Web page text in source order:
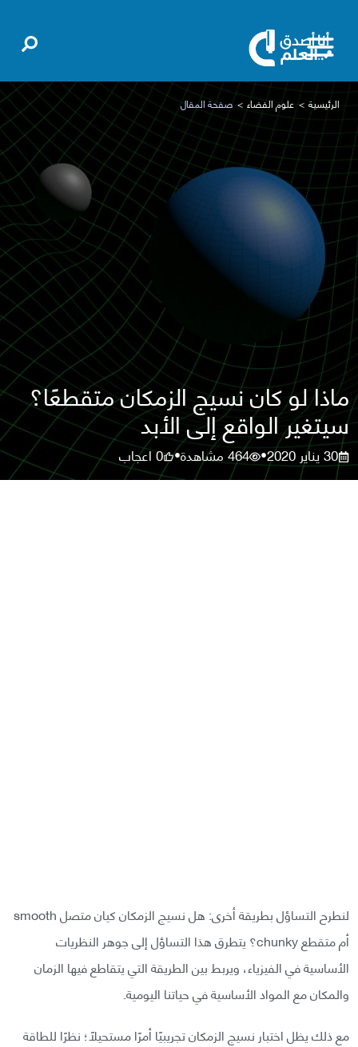
الرئيسية علوم الفضاء صفحة المقال
ماذا لو كان نسيج الزمكان متقطعًا؟
سيتغير الواقع إلى الأبد
30 يناير 2020 •
464مشاهدة•
0اعجاب
لنطرح التساؤل بطريقة أخرى: هل نسيج الزمكان كيان متصل smooth
أم متقطع chunky؟ يتطرق هذا التساؤل إلى جوهر النظريات
الأساسية في الفيزياء، ويربط بين الطريقة التي يتقاطع فيها الزمان
والمكان مع المواد الأساسية في حياتنا اليومية.
مع ذلك يظل اختبار نسيج الزمكان تجريبيًا أمرًا مستحيلًا؛ نظرًا للطاقة